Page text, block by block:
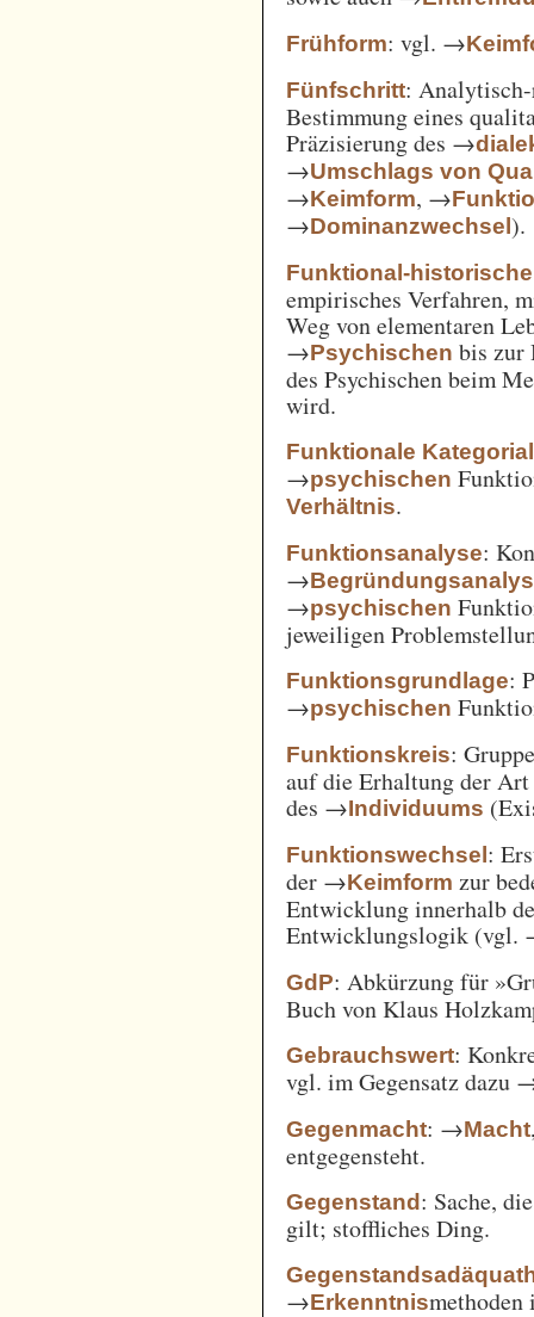
Frühform: vgl. →
Fünfschritt:
Bestimmung eines
Präzisierung des →
→Umschlags von
→Keimform, →
→Dominanzwechsel).
Funktional-
empirisches Verfahren,
Weg von elementaren
→Psychischen bis zur
des Psychischen beim
wird.
Funktionale
→psychischen
Verhältnis.
Funktionsanalyse:
→
→psychischen
jeweiligen
Funktionsgrundlage:
→psychischen
Funktionskreis:
auf die Erhaltung der
des →Individuums
Funktionswechsel:
der →Keimform zur
Entwicklung innerhalb
Entwicklungslogik
GdP: Abkürzung für
Buch von Klaus
Gebrauchswert:
vgl. im Gegensatz dazu
Gegenmacht: →Macht
entgegensteht.
Gegenstand: Sache,
gilt; stoffliches Ding.
→Erkenntnismethoden